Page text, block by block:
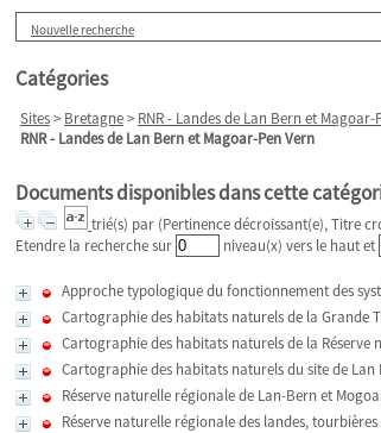
Nouvelle recherche
Catégories
Sites> Bretagne> RNR - Landes de Lan Bern et Magoar-
RNR - Landes de Lan Bern et Magoar-Pen Vern
Documents disponibles dans cette
trié(s) par (Pertinence décroissant(e), Titre
Etendre la recherche sur
niveau(x) vers le haut et
Approche typologique du fonctionnement des
Cartographie des habitats naturels de la Grande
Cartographie des habitats naturels de la Réserve
Cartographie des habitats naturels du site de
Réserve naturelle régionale de Lan-Bern et
Réserve naturelle régionale des landes,